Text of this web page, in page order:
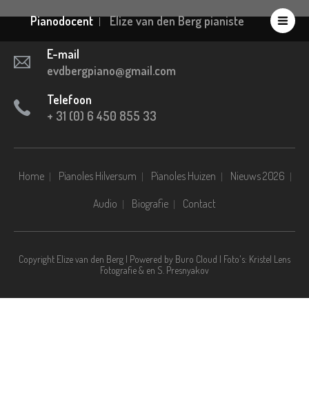
Pianodocent Elize van den Berg pianiste
E-mail
evdbergpiano@gmail.com
Telefoon
+ 31 (0) 6 450 855 33
Home Pianoles Hilversum Pianoles Huizen
Nieuws 2026
Audio
Biografie Contact
Copyright Elize van den Berg | Powered by Buro Cloud | Foto's: Kristel Lens
Fotografie & en S. Presnyakov